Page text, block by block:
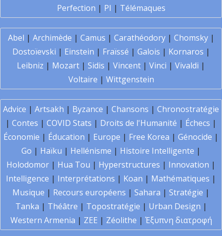
Perfection | PI | Télémaques
Abel | Archimède | Camus | Carathéodory| Chomsky|
Dostoïevski | Einstein | Fraïssé | Galois | Kornaros |
Leibniz | Mozart | Sidis | Vincent | Vinci | Vivaldi |
Voltaire | Wittgenstein
Advice | Artsakh | Byzance | Chansons | Chronostratégie
| Contes | COVID Stats | Droits de l'Humanité | Échecs |
Économie | Éducation | Europe | Free Korea | Génocide |
Go | Haïku | Hellénisme | Histoire Intelligente |
Holodomor | Hua Tou | Hyperstructures | Innovation |
Intelligence | Interprétations | Koan | Mathématiques |
Musique | Recours européens | Sahara | Stratégie |
Tanka | Théâtre | Topostratégie | Urban Design |
Western Armenia | ZEE | Zéolithe | Έξυπνη διατροφή